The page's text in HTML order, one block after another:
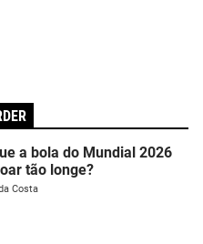
a bola do Mundial 2026
tão longe?
Costa